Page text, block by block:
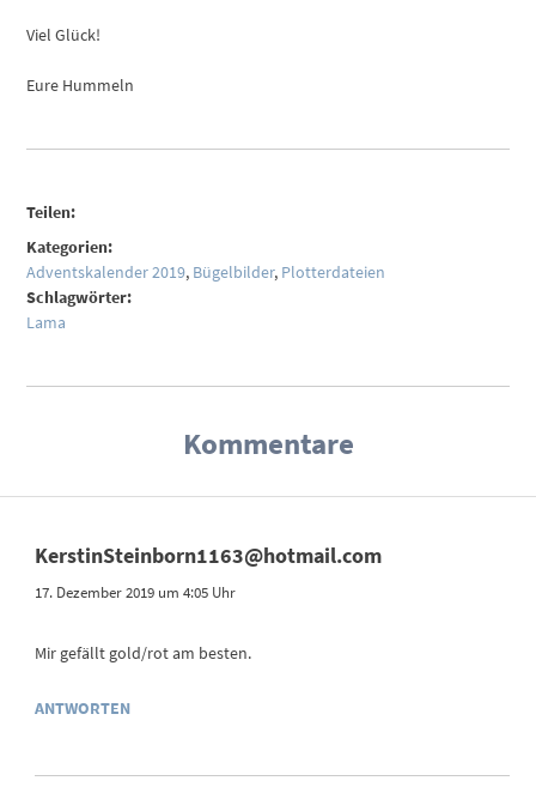
Viel Glück!
Eure Hummeln
Teilen:
Kategorien:
Adventskalender 2019, Bügelbilder, Plotterdateien
Schlagwörter:
Lama
Kommentare
KerstinSteinborn1163@hotmail.com
17. Dezember 2019 um 4:05 Uhr
Mir gefällt gold/rot am besten.
ANTWORTEN